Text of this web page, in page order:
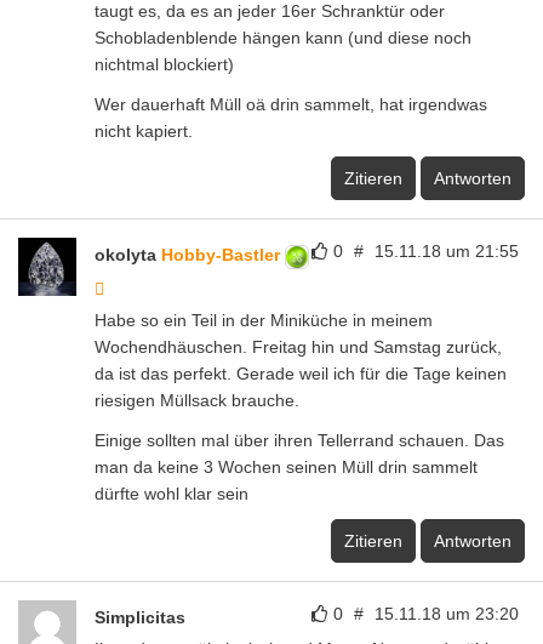
taugt es, da es an jeder 16er Schranktür oder
Schobladenblende hängen kann (und diese noch
nichtmal blockiert)
Wer dauerhaft Müll oä drin sammelt, hat irgendwas
nicht kapiert.
Zitieren Antworten
0 # 15.11.18 um 21:55
okolyta Hobby-Bastler
Habe so ein Teil in der Miniküche in meinem
Wochendhäuschen. Freitag hin und Samstag zurück,
da ist das perfekt. Gerade weil ich für die Tage keinen
riesigen Müllsack brauche.
Einige sollten mal über ihren Tellerrand schauen. Das
man da keine 3 Wochen seinen Müll drin sammelt
dürfte wohl klar sein
Zitieren Antworten
0 # 15.11.18 um 23:20
Simplicitas